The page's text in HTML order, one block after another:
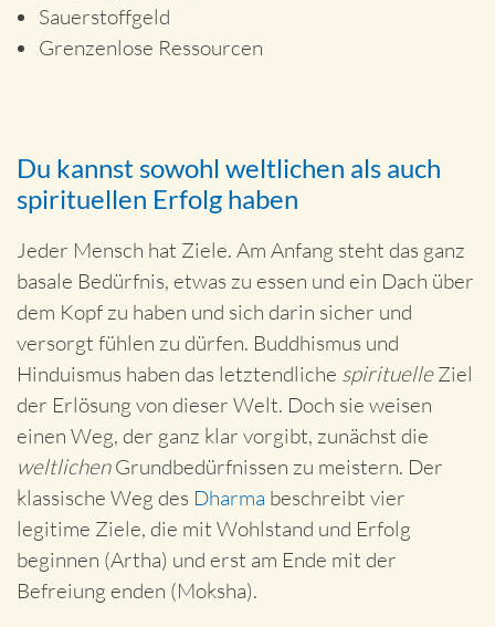
Sauerstoffgeld
Grenzenlose Ressourcen
Du kannst sowohl weltlichen als auch
spirituellen Erfolg haben
Jeder Mensch hat Ziele. Am Anfang steht das ganz
basale Bedürfnis, etwas zu essen und ein Dach über
dem Kopf zu haben und sich darin sicher und
versorgt fühlen zu dürfen. Buddhismus und
Hinduismus haben das letztendliche spirituelleZiel
der Erlösung von dieser Welt. Doch sie weisen
einen Weg, der ganz klar vorgibt, zunächst die
weltlichenGrundbedürfnissen zu meistern. Der
klassische Weg des Dharma beschreibt vier
legitime Ziele, die mit Wohlstand und Erfolg
beginnen (Artha) und erst am Ende mit der
Befreiung enden (Moksha).